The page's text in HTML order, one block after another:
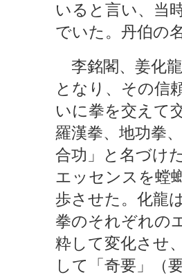
いると言い、当
でいた。丹伯の
李銘閣、姜化
となり、その信
いに拳を交えて
羅漢拳、地功拳
合功」と名づけ
エッセンスを螳
歩させた。化龍
拳のそれぞれの
粋して変化させ
して「奇要」（